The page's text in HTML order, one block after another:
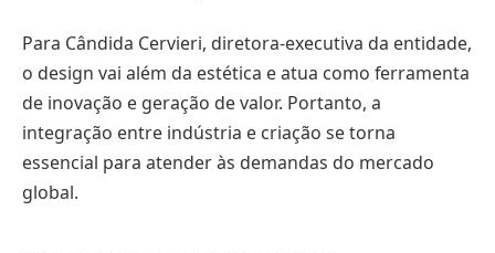
Para Cândida Cervieri, diretora-executiva da entidade,
o design vai além da estética e atua como ferramenta
de inovação e geração de valor. Portanto, a
integração entre indústria e criação se torna
essencial para atender às demandas do mercado
global.